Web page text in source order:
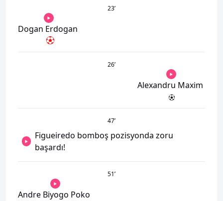
23’
Dogan Erdogan
26’
Alexandru Maxim
47’
Figueiredo bomboş pozisyonda zoru
başardı!
51’
Andre Biyogo Poko